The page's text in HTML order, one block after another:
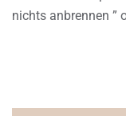
nichts anbrennen ”